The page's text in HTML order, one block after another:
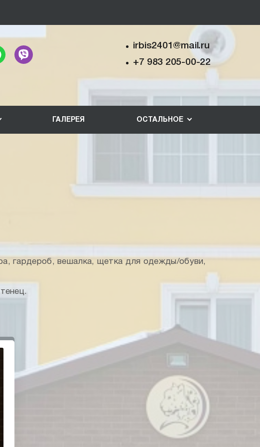
irbis2401@mail.ru
+7 983 205-00-22
ГАЛЕРЕЯ ОСТАЛЬНОЕ
гардероб, вешалка, щетка для одежды/обуви,